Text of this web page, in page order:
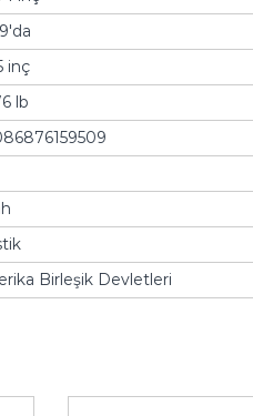
inç
lb
Birleşik Devletleri